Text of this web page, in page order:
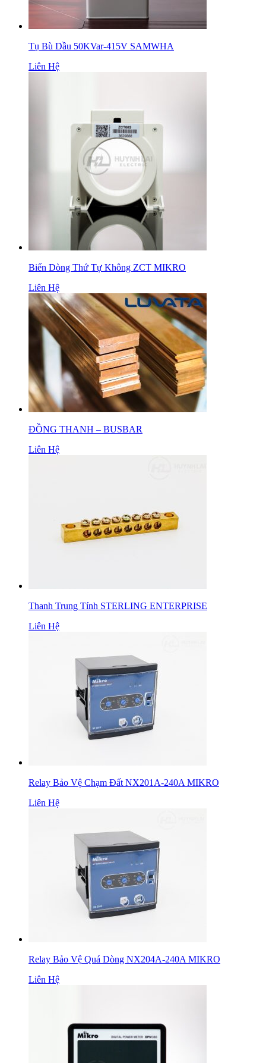
Tụ Bù Dầu 50KVar-415V SAMWHA
Liên Hệ
Biến Dòng Thứ Tự Không ZCT MIKRO
Liên Hệ
ĐỒNG THANH – BUSBAR
Liên Hệ
Thanh Trung Tính STERLING ENTERPRISE
Liên Hệ
Relay Bảo Vệ Chạm Đất NX201A-240A MIKRO
Liên Hệ
Relay Bảo Vệ Quá Dòng NX204A-240A MIKRO
Liên Hệ